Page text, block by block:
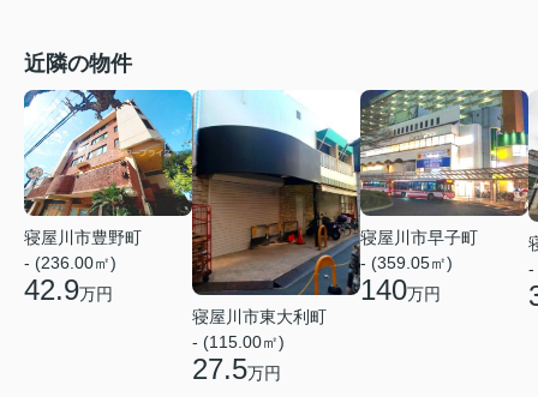
近隣の物件
寝屋川市豊野町
- (236.00㎡)
42.9万円
寝屋川市東大利町
- (115.00㎡)
27.5万円
寝屋川市早子町
- (359.05㎡)
140万円
-